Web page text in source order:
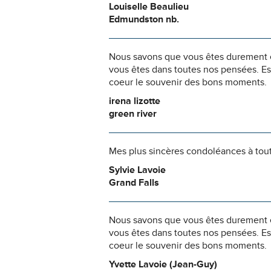
Louiselle Beaulieu
Edmundston nb.
Nous savons que vous êtes
vous êtes dans toutes nos pensées.
coeur le souvenir des bons moments.
irena lizotte
green river
Mes plus sincères condoléances à
Sylvie Lavoie
Grand Falls
Nous savons que vous êtes
vous êtes dans toutes nos pensées.
coeur le souvenir des bons moments.
Yvette Lavoie (Jean-Guy)